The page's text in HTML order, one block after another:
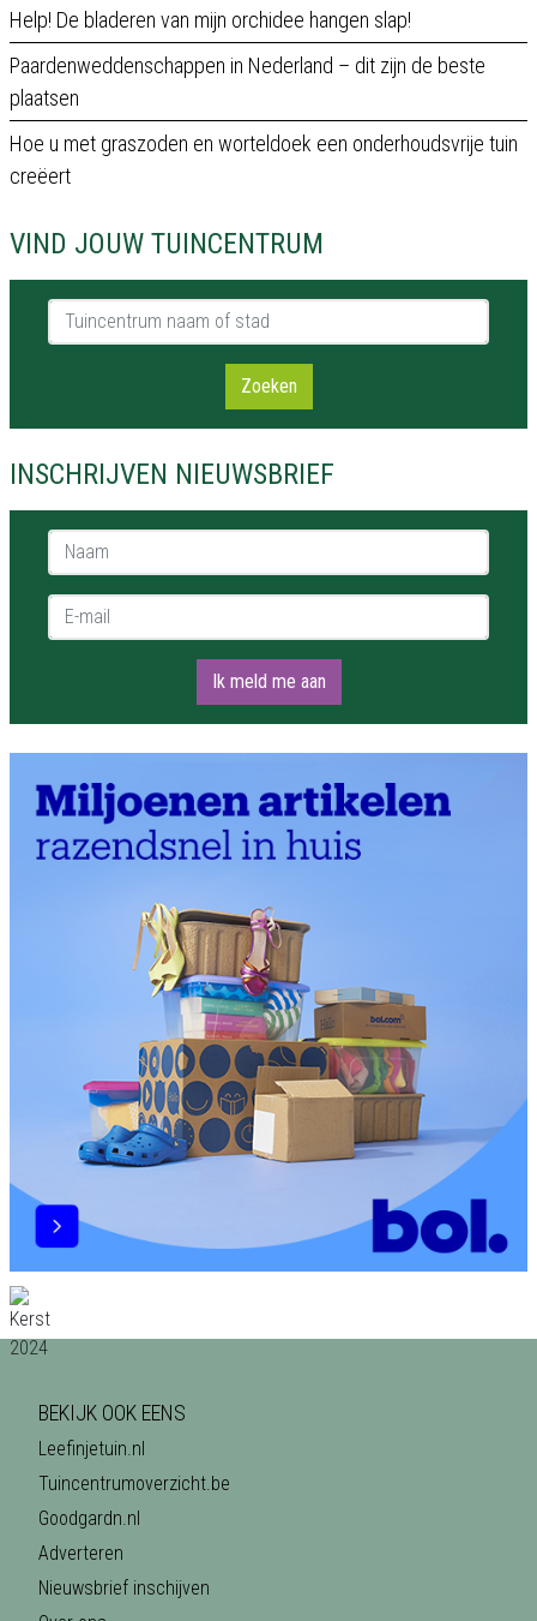
Help! De bladeren van mijn orchidee hangen slap!
Paardenweddenschappen in Nederland – dit zijn de beste
plaatsen
Hoe u met graszoden en worteldoek een onderhoudsvrije tuin
creëert
VIND JOUW TUINCENTRUM
Tuincentrum naam of stad
Zoeken
INSCHRIJVEN NIEUWSBRIEF
Naam *
E-mail *
Ik meld me aan
BEKIJK OOK EENS
Leefinjetuin.nl
Tuincentrumoverzicht.be
Goodgardn.nl
Adverteren
Nieuwsbrief inschijven